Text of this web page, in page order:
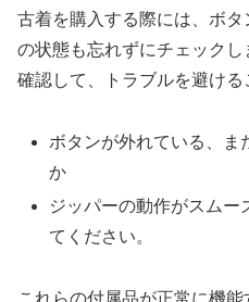
古着を購入する際には、ボ
の状態も忘れずにチェック
確認して、トラブルを避ける
ボタンが外れている、ま
か
ジッパーの動作がスムー
てください。